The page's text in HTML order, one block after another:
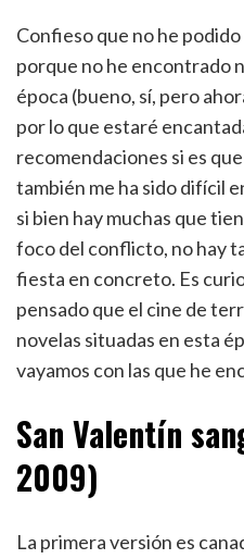
Confieso que no he
porque no he encontrado
época (bueno, sí, pero
por lo que estaré
recomendaciones si es
también me ha sido difícil
si bien hay muchas que
foco del conflicto, no hay
fiesta en concreto. Es
pensado que el cine de
novelas situadas en esta
vayamos con las que he
San Valentín
2009)
La primera versión es